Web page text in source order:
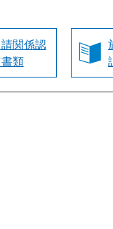
関係認
類